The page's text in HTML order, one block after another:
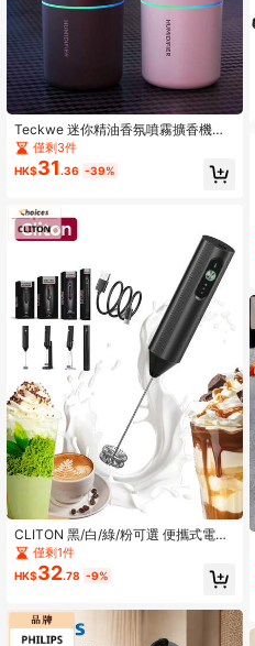
Teckwe 迷你精油香氛噴霧擴香機兼
加濕器，冷霧、彩色小夜燈，加濕空
氣、保持清新、放鬆身心，聖誕禮物
僅剩3件
HK$31 .36 -39%
CLITON 黑/白/綠/粉可選 便攜式電動
牛奶起泡器 咖啡發泡器，可充電式附
充電底座與多種攪拌頭，高速攪拌機
適用熱巧克力、卡布奇諾、拿鐵，咖
僅剩1件
HK$32.78 -9%